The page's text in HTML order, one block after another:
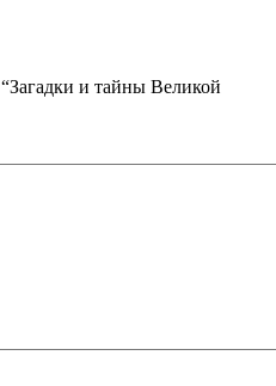
“Загадки и тайны Великой